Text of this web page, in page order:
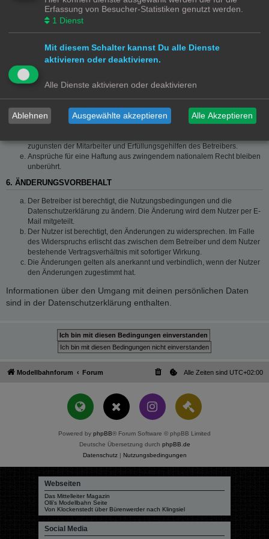
Die Haftung ist gegenüber Verbrauchern außer bei vorsätzlichem oder
grob fahrlässigem Verhalten oder bei Schäden aus der Verletzung von
Leben, Körper und Gesundheit und der Verletzung wesentlicher
Vertragspflichten (Kardinalpflichten) auf die bei Vertragsschluss
typischerweise vorhersehbaren Schäden und im übrigen der Höhe nach
für mittelbare Folgeschäden wie insbesondere entgangenen Gewinn.
Die Haftung ist gegenüber Unternehmern außer bei der Verletzung von
Leben, Körper und Gesundheit oder vorsätzlichem oder grob
nach auf die vertragstypischen Durchschnittsschäden begrenzt. Dies gilt
auch für mittelbare Schäden, insbesondere entgangenen Gewinn.
zugunsten der Mitarbeiter und Erfüllungsgehilfen des Betreibers.
Ansprüche für eine Haftung aus zwingendem nationalem Recht bleiben
unberührt.
6. ÄNDERUNGSVORBEHALT
Der Betreiber ist berechtigt, die Nutzungsbedingungen und die
Datenschutzerklärung zu ändern. Die Änderung wird dem Nutzer per E-
Mail mitgeteilt.
Der Nutzer ist berechtigt, den Änderungen zu widersprechen. Im Falle
des Widerspruchs erlischt das zwischen dem Betreiber und dem Nutzer
bestehende Vertragsverhältnis mit sofortiger Wirkung.
Die Änderungen gelten als anerkannt und verbindlich, wenn der Nutzer
den Änderungen zugestimmt hat.
Informationen über den Umgang mit deinen persönlichen Daten
sind in der Datenschutzerklärung enthalten.
Modellbahnforum Forum Alle Zeiten sind UTC+02:00
Powered by phpBB® Forum Software © phpBB Limited
Deutsche Übersetzung durch phpBB.de
Datenschutz| Nutzungsbedingungen
Webseiten
Das Mittelleiter Magazin
Olli's Modellbahn Seite
Von Klockenstedt über Bürenwerder nach Klingsiel
Social Media
Erfassung von Besucher-Statistiken genutzt werden.
1 Dienst
Mit diesem Schalter kannst Du alle Dienste
aktivieren oder deaktivieren.
Alle Dienste aktivieren oder deaktivieren
Ablehnen Ausgewählte akzeptieren Alle Akzeptieren